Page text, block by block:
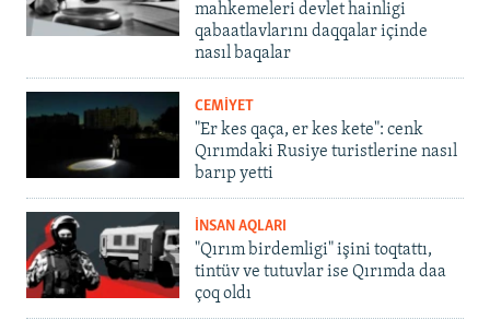
mahkemeleri devlet hainligi
qabaatlavlarını daqqalar içinde
nasıl baqalar
CEMİYET
"Er kes qaça, er kes kete": cenk
Qırımdaki Rusiye turistlerine nasıl
barıp yetti
İNSAN AQLARI
"Qırım birdemligi" işini toqtattı,
tintüv ve tutuvlar ise Qırımda daa
çoq oldı